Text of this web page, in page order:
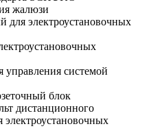
жалюзи
для электроустановочных
управления системой
блок
дистанционного
электроустановочных